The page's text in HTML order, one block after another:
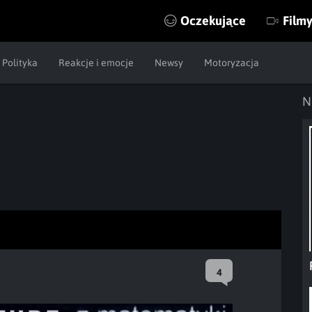
Oczekujące Filmy
Polityka Reakcje i emocje Newsy Motoryzacja
4